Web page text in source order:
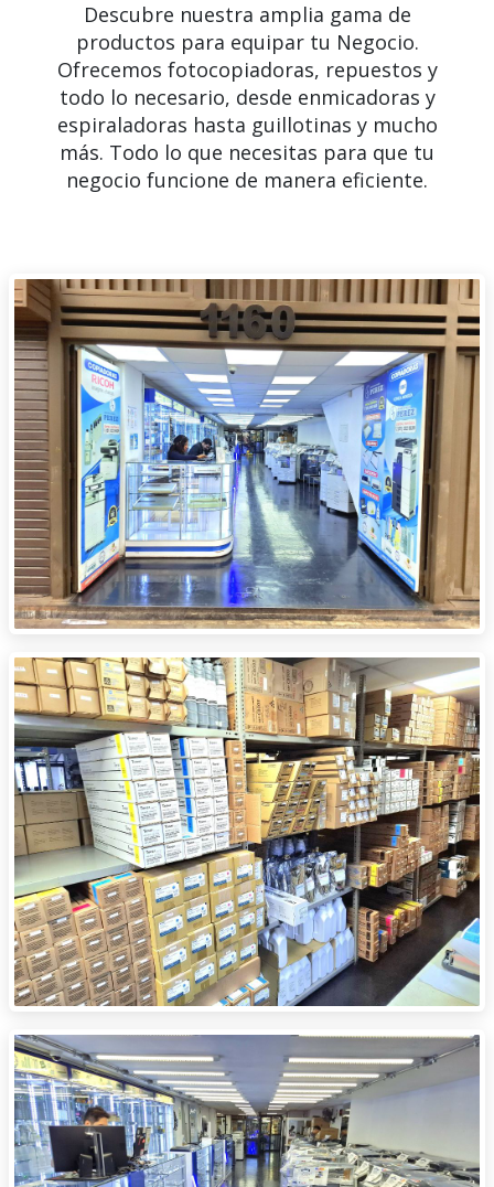
Descubre nuestra amplia gama de
productos para equipar tu Negocio.
Ofrecemos fotocopiadoras, repuestos y
todo lo necesario, desde enmicadoras y
espiraladoras hasta guillotinas y mucho
más. Todo lo que necesitas para que tu
negocio funcione de manera eficiente.